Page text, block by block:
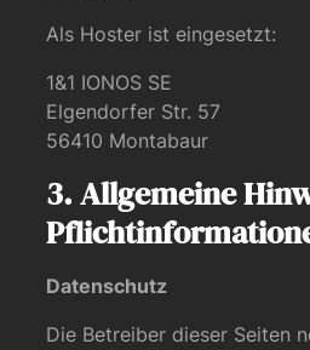
Als Hoster ist eingesetzt:
1&1 IONOS SE
Elgendorfer Str. 57
56410 Montabaur
3. Allgemeine
Datenschutz
Die Betreiber dieser Seiten